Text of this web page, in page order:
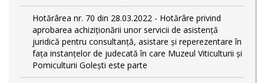
Hotărârea nr. 70 din 28.03.2022 - Hotărâre privind
aprobarea achiziționării unor servicii de asistență
juridică pentru consultanță, asistare și reperezentare în
fața instanțelor de judecată în care Muzeul Viticulturii și
Pomiculturii Golești este parte